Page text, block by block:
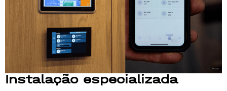
Instalação especializada